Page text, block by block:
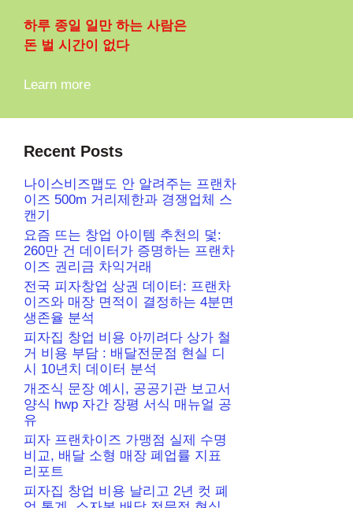
하루 종일 일만 하는 사람은
돈 벌 시간이 없다
Learn more
Recent Posts
나이스비즈맵도 안 알려주는 프랜차
이즈 500m 거리제한과 경쟁업체 스
캔기
요즘 뜨는 창업 아이템 추천의 덫:
260만 건 데이터가 증명하는 프랜차
이즈 권리금 차익거래
전국 피자창업 상권 데이터: 프랜차
이즈와 매장 면적이 결정하는 4분면
생존율 분석
피자집 창업 비용 아끼려다 상가 철
거 비용 부담 : 배달전문점 현실 디
시 10년치 데이터 분석
개조식 문장 예시, 공공기관 보고서
양식 hwp 자간 장평 서식 매뉴얼 공
유
피자 프랜차이즈 가맹점 실제 수명
비교, 배달 소형 매장 폐업률 지표
리포트
피자집 창업 비용 날리고 2년 컷 폐